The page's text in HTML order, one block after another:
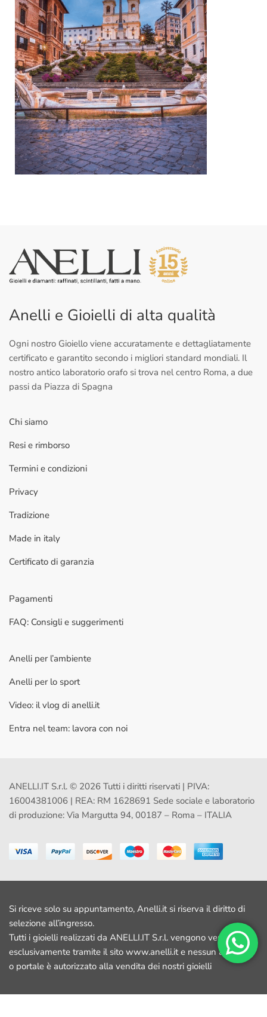
Anelli e Gioielli di alta qualità
Ogni nostro Gioiello viene accuratamente e dettagliatamente
certificato e garantito secondo i migliori standard mondiali. Il
nostro antico laboratorio orafo si trova nel centro Roma, a due
passi da Piazza di Spagna
Chi siamo
Resi e rimborso
Termini e condizioni
Privacy
Tradizione
Made in italy
Certificato di garanzia
Pagamenti
FAQ: Consigli e suggerimenti
Anelli per l’ambiente
Anelli per lo sport
Video: il vlog di anelli.it
Entra nel team: lavora con noi
ANELLI.IT S.r.l. © 2026 Tutti i diritti riservati | PIVA:
16004381006 | REA: RM 1628691 Sede sociale e laboratorio
di produzione: Via Margutta 94, 00187 – Roma – ITALIA
Si riceve solo su appuntamento, Anelli.it si riserva il diritto di
selezione all’ingresso.
Tutti i gioielli realizzati da ANELLI.IT S.r.l. vengono venduti
esclusivamente tramite il sito www.anelli.it e nessun altro sito
o portale è autorizzato alla vendita dei nostri gioielli